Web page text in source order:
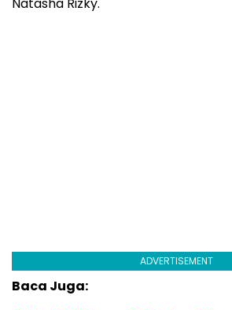
ADVERTISEMENT
Baca Juga: